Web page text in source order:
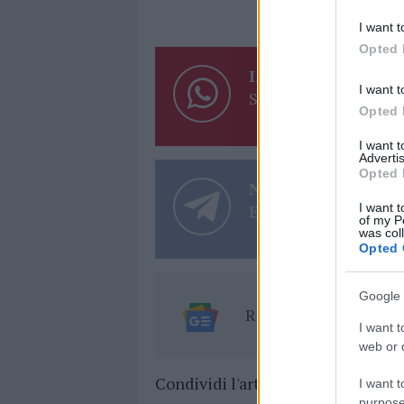
I want
Opted
I want
Opted
I want
Opted
I want
of my
was
Opted
Google
I want
web or
I want
Inviaci le tue
Su WhatsApp al
Notizie in tempo
Entra nel canale
Ricevi le nostre
Condividi l'articolo